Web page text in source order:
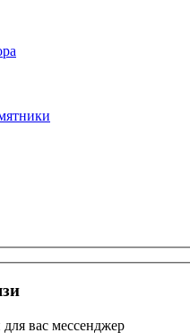
вас мессенджер